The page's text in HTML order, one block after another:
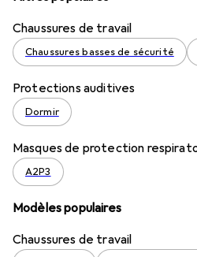
Chaussures de travail
Chaussures basses de sécurité
Protections auditives
Dormir
Masques de protection
A2P3
Modèles populaires
Chaussures de travail